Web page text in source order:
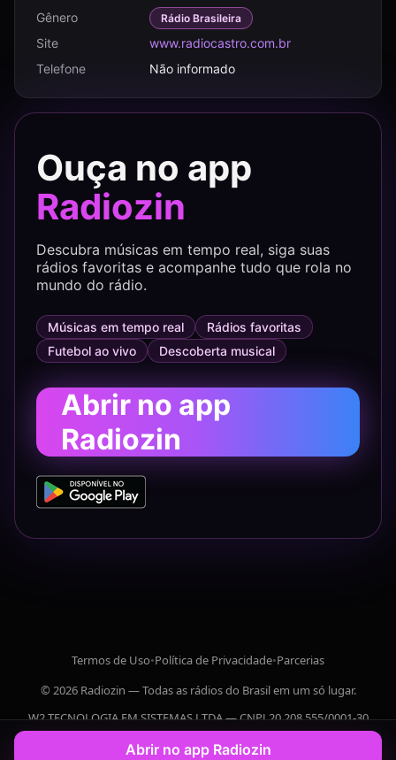
Gênero
Rádio Brasileira
Site
www.radiocastro.com.br
Telefone
Não informado
Ouça no app
Radiozin
Descubra músicas em tempo real, siga suas
rádios favoritas e acompanhe tudo que rola no
mundo do rádio.
Músicas em tempo real
Rádios favoritas
Futebol ao vivo
Descoberta musical
Abrir no app
Radiozin
Termos de Uso•Política de Privacidade•Parcerias
© 2026 Radiozin — Todas as rádios do Brasil em um só lugar.
W2 TECNOLOGIA EM SISTEMAS LTDA — CNPJ 20.208.555/0001-30
Abrir no app Radiozin